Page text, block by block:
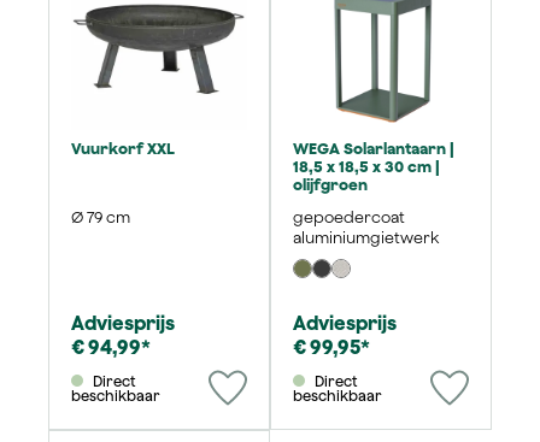
Vuurkorf XXL
Ø 79 cm
Adviesprijs
€ 94,99*
beschikbaar
WEGA Solarlantaarn |
18,5 x 18,5 x 30 cm |
olijfgroen
gepoedercoat
aluminiumgietwerk
Adviesprijs
€ 99,95*
beschikbaar